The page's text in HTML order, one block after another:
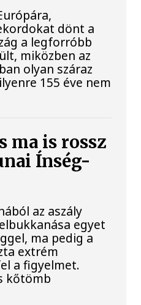
dönt a
a legforróbb
miközben az
olyan száraz
155 éve nem
ma is rossz
Ínség-
az aszály
egyet
ma pedig a
extrém
a figyelmet.
kőtömb